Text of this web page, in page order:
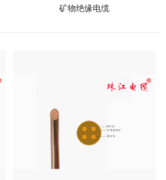
矿物绝缘电缆